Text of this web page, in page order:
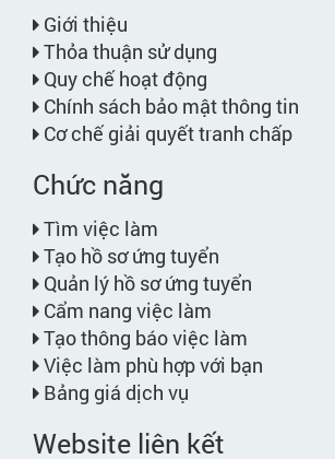
Giới thiệu
Thỏa thuận sử dụng
Quy chế hoạt động
Chính sách bảo mật thông tin
Cơ chế giải quyết tranh chấp
Chức năng
Tìm việc làm
Tạo hồ sơ ứng tuyển
Quản lý hồ sơ ứng tuyển
Cẩm nang việc làm
Tạo thông báo việc làm
Việc làm phù hợp với bạn
Bảng giá dịch vụ
Website liên kết